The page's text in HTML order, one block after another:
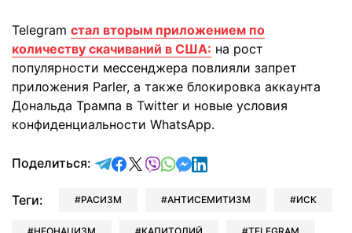
Telegram стал вторым приложением по
количеству скачиваний в США: на рост
популярности мессенджера повлияли запрет
приложения Parler, а также блокировка аккаунта
Дональда Трампа в Twitter и новые условия
конфиденциальности WhatsApp.
Поделиться: отправить в Telegram
поделиться в Facebook
поделиться в X
отправить в Viber
отправить в Whatsapp
отправить в Messenger
отправить в LinkedIn
Теги: РАСИЗМ АНТИСЕМИТИЗМ ИСК